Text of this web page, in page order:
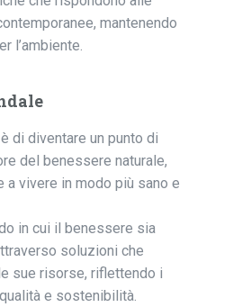
mantenendo
l’ambiente.
di diventare un punto di
del benessere naturale,
a vivere in modo più sano e
in cui il benessere sia
soluzioni che
sue risorse, riflettendo i
e sostenibilità.